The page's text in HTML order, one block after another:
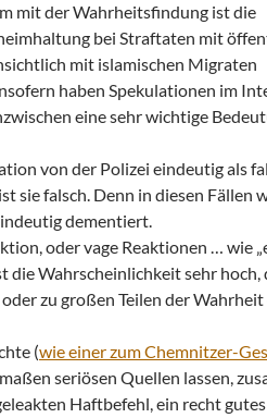
mit der Wahrheitsfindung ist die
bei Straftaten mit
mit islamischen Migraten
haben Spekulationen im
eine sehr wichtige
von der Polizei eindeutig als
sie falsch. Denn in diesen Fällen
dementiert.
oder vage Reaktionen … wie
die Wahrscheinlichkeit sehr hoch,
zu großen Teilen der
(wie einer zum Chemnitzer-
seriösen Quellen lassen,
Haftbefehl, ein recht